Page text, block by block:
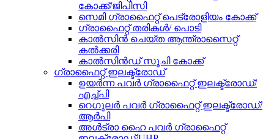
കോക്ക്/ജിപിസി
സെമി ഗ്രാഫൈറ്റ് പെട്രോളിയം കോക്ക്
ഗ്രാഫൈറ്റ് തരികൾ/ പൊടി
കാൽസിൻ ചെയ്ത ആന്ത്രാസൈറ്റ്
കൽക്കരി
കാൽസിൻഡ് സൂചി കോക്ക്
ഗ്രാഫൈറ്റ് ഇലക്ട്രോഡ്
ഉയർന്ന പവർ ഗ്രാഫൈറ്റ് ഇലക്ട്രോഡ്/
എച്ച്പി
റെഗുലർ പവർ ഗ്രാഫൈറ്റ് ഇലക്ട്രോഡ്/
ആർപി
അൾട്രാ ഹൈ പവർ ഗ്രാഫൈറ്റ്